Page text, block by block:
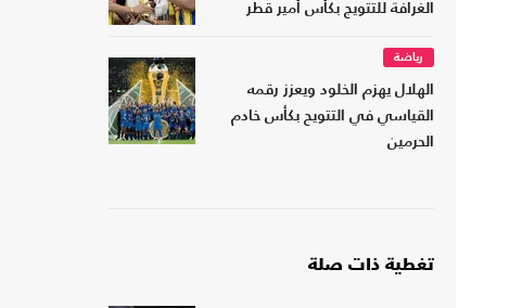
الغرافة للتتويج بكأس أمير قطر
رياضة
الهلال يهزم الخلود ويعزز رقمه
القياسي في التتويح بكأس خادم
الحرمين
تغطية ذات صلة